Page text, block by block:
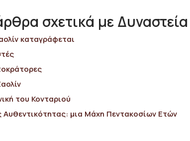
σχετικά με
καταγράφεται
του Κονταριού
Αυθεντικότητας: μια Μάχη Πεντακοσίων Ετών